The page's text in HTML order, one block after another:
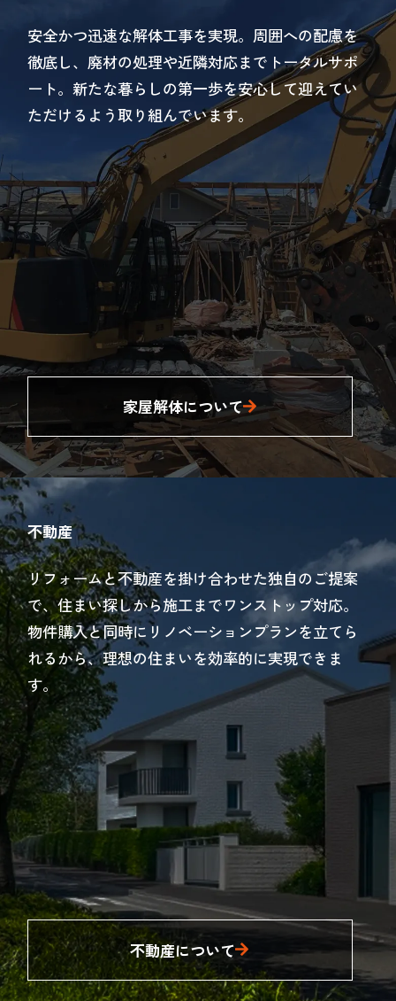
安全かつ迅速な解体工事を実現。周囲への配慮を
徹底し、廃材の処理や近隣対応までトータルサポ
ート。新たな暮らしの第一歩を安心して迎えてい
ただけるよう取り組んでいます。
家屋解体について
不動産
リフォームと不動産を掛け合わせた独自のご提案
で、住まい探しから施工までワンストップ対応。
物件購入と同時にリノベーションプランを立てら
れるから、理想の住まいを効率的に実現できま
す。
不動産について